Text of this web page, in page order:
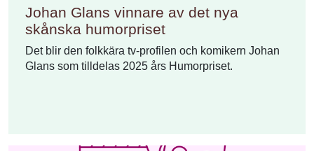
Johan Glans vinnare av det nya
skånska humorpriset
Det blir den folkkära tv-profilen och komikern Johan
Glans som tilldelas 2025 års Humorpriset.